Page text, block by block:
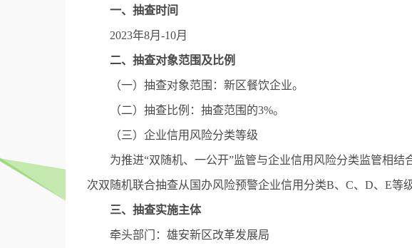
一、抽查时间
2023年8月-10月
二、抽查对象范围及比例
（一）抽查对象范围：新区餐饮企业。
（二）抽查比例：抽查范围的3%。
（三）企业信用风险分类等级
为推进“双随机、一公开”监管与企业信用风险分类监管相结
次双随机联合抽查从国办风险预警企业信用分类B、C、D、E等
三、抽查实施主体
牵头部门：雄安新区改革发展局